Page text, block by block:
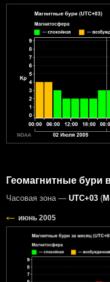
Геомагнитные бури
Часовая зона — UTC+03 (